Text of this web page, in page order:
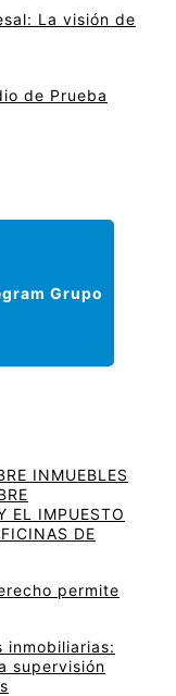
La visión de
de Prueba
Grupo
INMUEBLES
EL IMPUESTO
DE
permite
inmobiliarias:
supervisión